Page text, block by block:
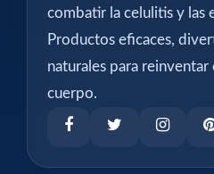
combatir la celulitis y las
Productos eficaces,
naturales para reinventar
cuerpo.